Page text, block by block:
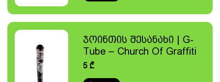
ჯოინთის შესანახი | G-
Tube – Church Of Graffiti
5₾